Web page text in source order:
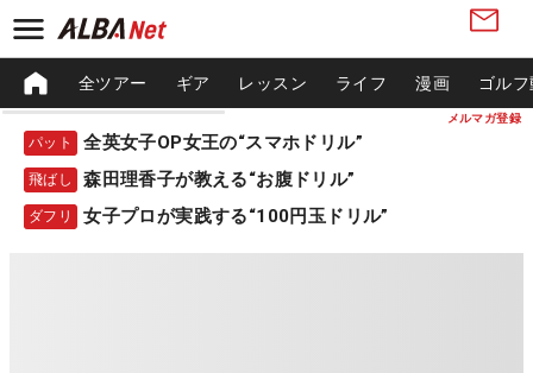
メルマガ登録
全ツアー ギア レッスン ライフ 漫画 ゴル
パット 全英女子OP女王の“スマホドリル”
飛ばし 森田理香子が教える“お腹ドリル”
ダフリ 女子プロが実践する“100円玉ドリル”